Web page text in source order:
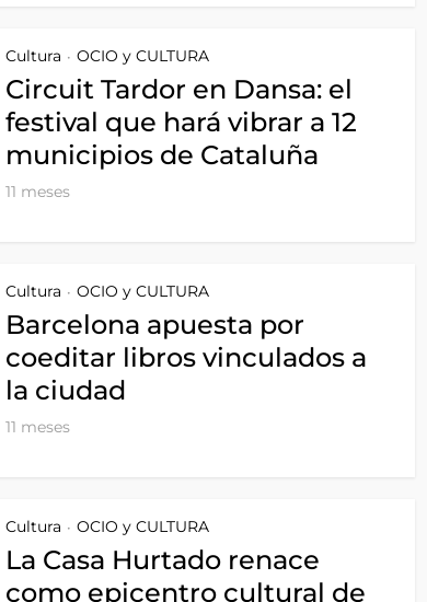
Cultura • OCIO y CULTURA
Circuit Tardor en Dansa: el
festival que hará vibrar a 12
municipios de Cataluña
11 meses
Cultura • OCIO y CULTURA
Barcelona apuesta por
coeditar libros vinculados a
la ciudad
11 meses
Cultura • OCIO y CULTURA
La Casa Hurtado renace
como epicentro cultural de